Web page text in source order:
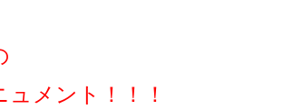
メント！！！